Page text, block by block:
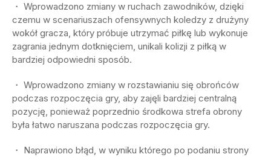
・ Wprowadzono zmiany w ruchach zawodników, dzięki
czemu w scenariuszach ofensywnych koledzy z drużyny
wokół gracza, który próbuje utrzymać piłkę lub wykonuje
zagrania jednym dotknięciem, unikali kolizji z piłką w
bardziej odpowiedni sposób.
・ Wprowadzono zmiany w rozstawianiu się obrońców
podczas rozpoczęcia gry, aby zajęli bardziej centralną
pozycję, ponieważ poprzednio środkowa strefa obrony
była łatwo naruszana podczas rozpoczęcia gry.
・ Naprawiono błąd, w wyniku którego po podaniu strony